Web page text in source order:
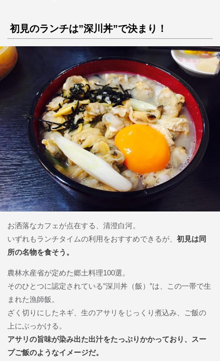
初見のランチは”深川丼”で決まり！
お洒落なカフェが点在する、清澄白河。
いずれもランチタイムの利用をおすすめできるが、 初見は同
所の名物を食そう。
農林水産省が定めた郷土料理100選。
そのひとつに認定されている”深川丼（飯）”は、この一帯で生
まれた漁師飯。
ざく切りにしたネギ、生のアサリをじっくり煮込み、ご飯の
上にぶっかける。
アサリの旨味が染み出た出汁をたっぷりかかっており、スー
プご飯のようなイメージだ。